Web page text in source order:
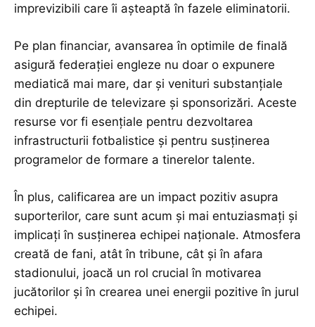
imprevizibili care îi așteaptă în fazele eliminatorii.
Pe plan financiar, avansarea în optimile de finală
asigură federației engleze nu doar o expunere
mediatică mai mare, dar și venituri substanțiale
din drepturile de televizare și sponsorizări. Aceste
resurse vor fi esențiale pentru dezvoltarea
infrastructurii fotbalistice și pentru susținerea
programelor de formare a tinerelor talente.
În plus, calificarea are un impact pozitiv asupra
suporterilor, care sunt acum și mai entuziasmați și
implicați în susținerea echipei naționale. Atmosfera
creată de fani, atât în tribune, cât și în afara
stadionului, joacă un rol crucial în motivarea
jucătorilor și în crearea unei energii pozitive în jurul
echipei.